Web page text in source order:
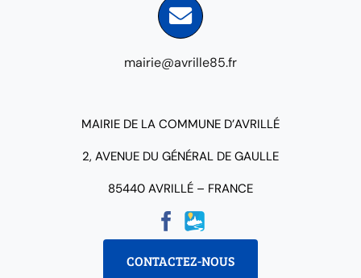
mairie@avrille85.fr
MAIRIE DE LA COMMUNE D’AVRILLÉ
2, AVENUE DU GÉNÉRAL DE GAULLE
85440 AVRILLÉ – FRANCE
CONTACTEZ-NOUS